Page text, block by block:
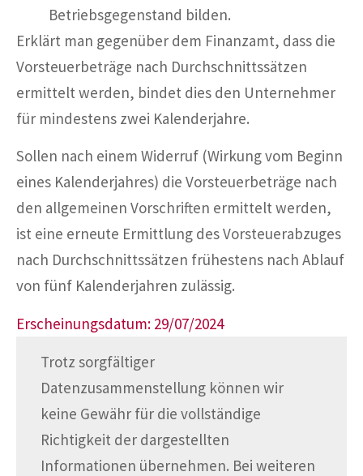
Betriebsgegenstand bilden.
Erklärt man gegenüber dem Finanzamt, dass die
Vorsteuerbeträge nach Durchschnittssätzen
ermittelt werden, bindet dies den Unternehmer
für mindestens zwei Kalenderjahre.
Sollen nach einem Widerruf (Wirkung vom Beginn
eines Kalenderjahres) die Vorsteuerbeträge nach
den allgemeinen Vorschriften ermittelt werden,
ist eine erneute Ermittlung des Vorsteuerabzuges
nach Durchschnittssätzen frühestens nach Ablauf
von fünf Kalenderjahren zulässig.
Erscheinungsdatum: 29/07/2024
Trotz sorgfältiger
Datenzusammenstellung können wir
keine Gewähr für die vollständige
Richtigkeit der dargestellten
Informationen übernehmen. Bei weiteren